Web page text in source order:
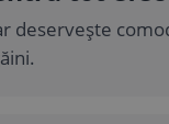
deservește